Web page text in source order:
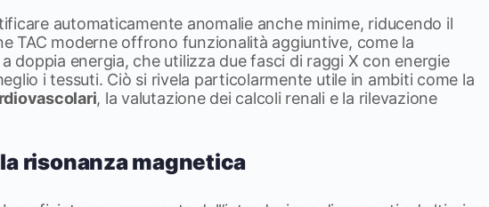
automaticamente anomalie anche minime, riducendo il
TAC moderne offrono funzionalità aggiuntive, come la
doppia energia, che utilizza due fasci di raggi X con energie
i tessuti. Ciò si rivela particolarmente utile in ambiti come la
, la valutazione dei calcoli renali e la rilevazione
risonanza magnetica